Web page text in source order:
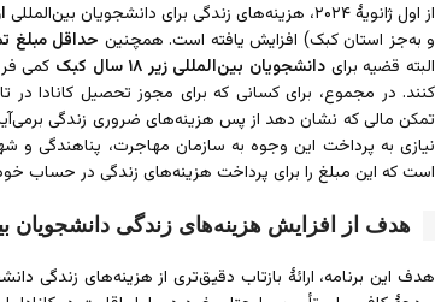
از اول ژانویۀ ۲۰۲۴، هزینه‌های زندگی برای دانشجویان بین‌المللی از ۱۰/
و به‌جز استان کبک) افزایش یافته است. همچنین حداقل مبلغ تمکن
البته قضیه برای دانشجویان بین‌المللی زیر ۱۸ سال کبک کمی
تمکن مالی که نشان دهد از پس هزینه‌های ضروری زندگی
است که این مبلغ را برای پرداخت هزینه‌های زندگی در حساب
هدف از افزایش هزینه‌های زندگی دانشجویان
هدف این برنامه، ارائۀ بازتاب دقیق‌تری از هزینه‌های زندگی